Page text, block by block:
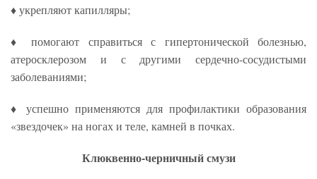
♦ укрепляют капилляры;
♦ помогают справиться с гипертонической болезнью,
атеросклерозом и с другими сердечно-сосудистыми
заболеваниями;
♦ успешно применяются для профилактики образования
«звездочек» на ногах и теле, камней в почках.
Клюквенно-черничный смузи